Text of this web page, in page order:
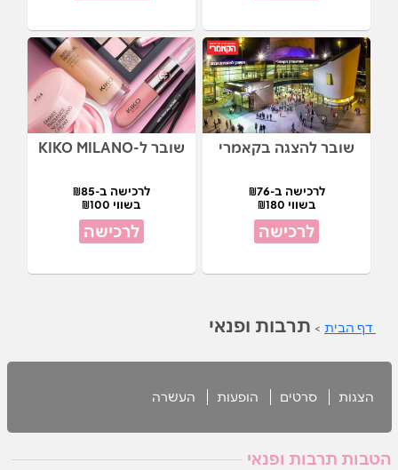
שובר להצגה בקאמרי
לרכישה ב-₪76
בשווי ₪180
לרכישה
שובר ל-KIKO MILANO
לרכישה ב-₪85
בשווי ₪100
לרכישה
דף הבית > תרבות ופנאי
הצגות סרטים הופעות העשרה
הטבות תרבות ופנאי